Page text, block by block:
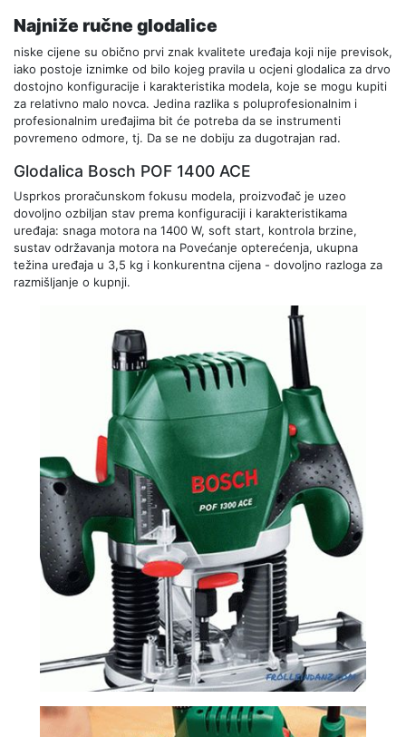
Najniže ručne glodalice
niske cijene su obično prvi znak kvalitete uređaja koji nije previsok,
iako postoje iznimke od bilo kojeg pravila u ocjeni glodalica za drvo
dostojno konfiguracije i karakteristika modela, koje se mogu kupiti
za relativno malo novca. Jedina razlika s poluprofesionalnim i
profesionalnim uređajima bit će potreba da se instrumenti
povremeno odmore, tj. Da se ne dobiju za dugotrajan rad.
Glodalica Bosch POF 1400 ACE
Usprkos proračunskom fokusu modela, proizvođač je uzeo
dovoljno ozbiljan stav prema konfiguraciji i karakteristikama
uređaja: snaga motora na 1400 W, soft start, kontrola brzine,
sustav održavanja motora na Povećanje opterećenja, ukupna
težina uređaja u 3,5 kg i konkurentna cijena - dovoljno razloga za
razmišljanje o kupnji.